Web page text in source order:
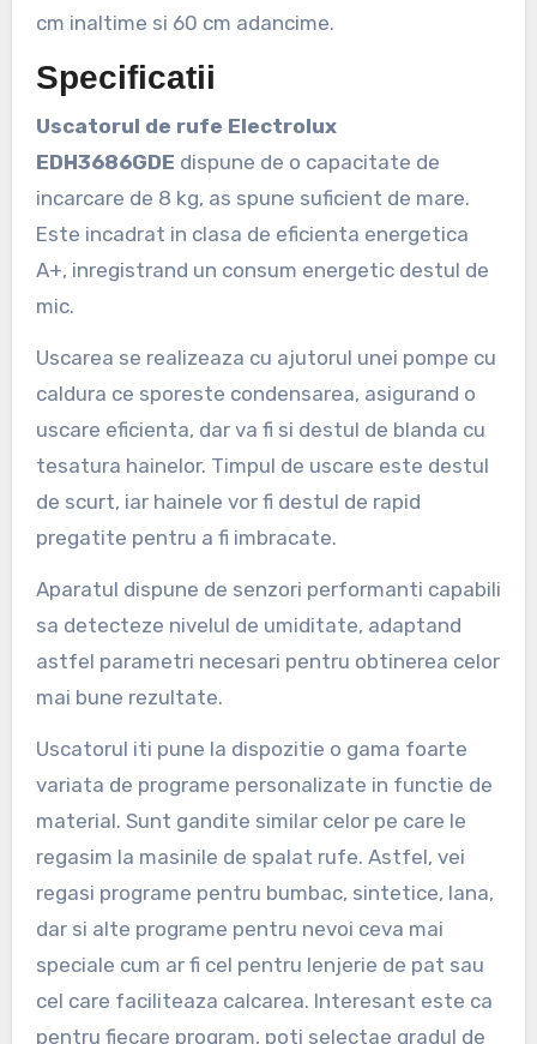
cm inaltime si 60 cm adancime.
Specificatii
Uscatorul de rufe Electrolux
EDH3686GDE dispune de o capacitate de
incarcare de 8 kg, as spune suficient de mare.
Este incadrat in clasa de eficienta energetica
A+, inregistrand un consum energetic destul de
mic.
Uscarea se realizeaza cu ajutorul unei pompe cu
caldura ce sporeste condensarea, asigurand o
uscare eficienta, dar va fi si destul de blanda cu
tesatura hainelor. Timpul de uscare este destul
de scurt, iar hainele vor fi destul de rapid
pregatite pentru a fi imbracate.
Aparatul dispune de senzori performanti capabili
sa detecteze nivelul de umiditate, adaptand
astfel parametri necesari pentru obtinerea celor
mai bune rezultate.
Uscatorul iti pune la dispozitie o gama foarte
variata de programe personalizate in functie de
material. Sunt gandite similar celor pe care le
regasim la masinile de spalat rufe. Astfel, vei
regasi programe pentru bumbac, sintetice, lana,
dar si alte programe pentru nevoi ceva mai
speciale cum ar fi cel pentru lenjerie de pat sau
cel care faciliteaza calcarea. Interesant este ca
pentru fiecare program, poti selectae gradul de